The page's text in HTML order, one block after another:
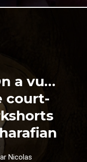
a vu…
court-
Nicolas